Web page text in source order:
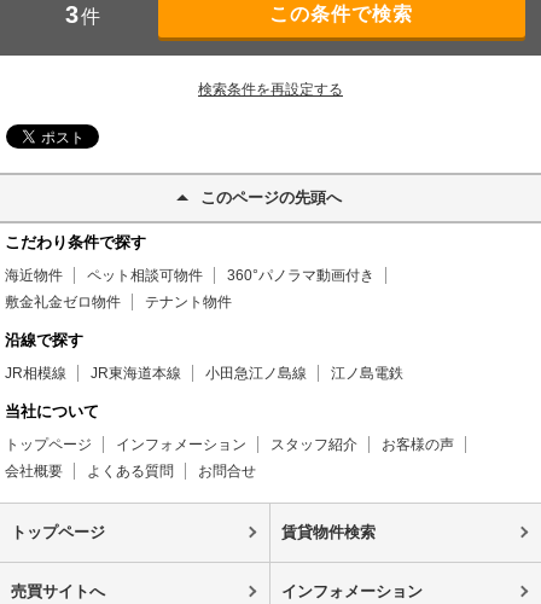
3件
検索条件を再設定する
このページの先頭へ
こだわり条件で探す
海近物件 ペット相談可物件
360°パノラマ動画付き
敷金礼金ゼロ物件
テナント物件
沿線で探す
JR相模線 JR東海道本線 小田急江ノ島線 江ノ島電鉄
当社について
トップページ インフォメーション スタッフ紹介
お客様の声
会社概要
よくある質問 お問合せ
トップページ 賃貸物件検索
売買サイトへ インフォメーション